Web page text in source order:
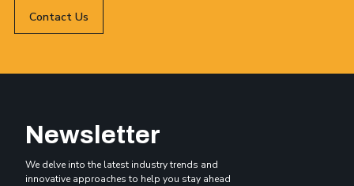
Contact Us
Newsletter
We delve into the latest industry trends and
innovative approaches to help you stay ahead